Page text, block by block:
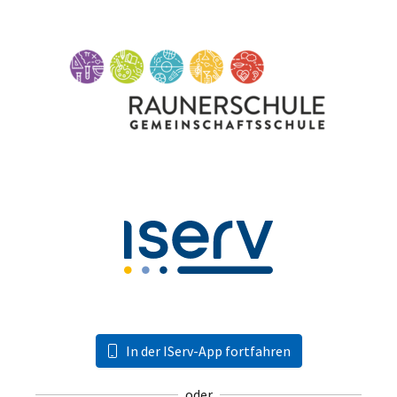
In der IServ-App fortfahren